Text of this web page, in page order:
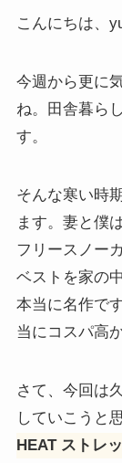
こんにちは、
今週から更に
ね。田舎暮ら
す。
そんな寒い時
ます。妻と僕
フリースノー
ベストを家の
本当に名作で
当にコスパ高
さて、今回は
していこうと
HEAT ストレ